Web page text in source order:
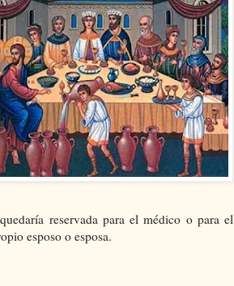
reservada para el médico o para el
esposo o esposa.